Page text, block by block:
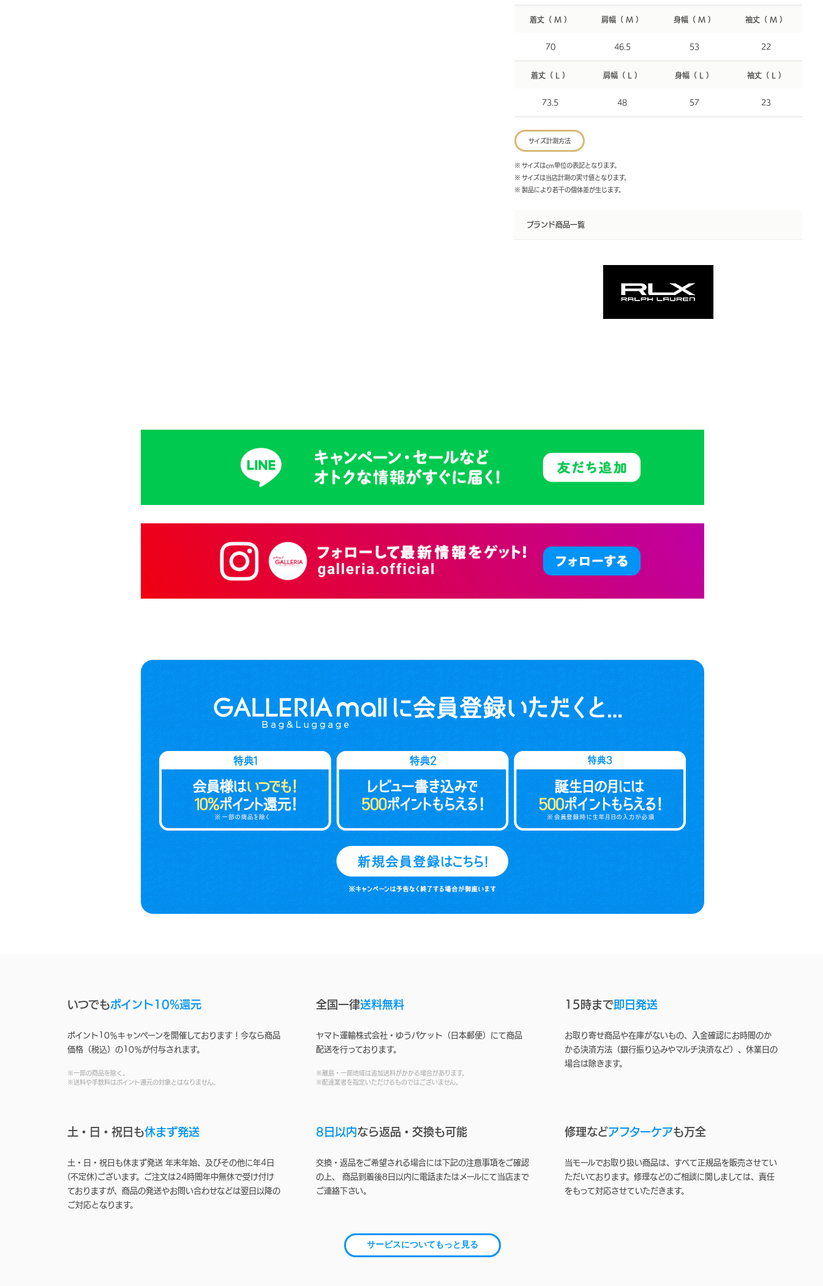
着丈（ M ）
70
肩幅（ M ）
46.5
身幅（ M ）
53
袖丈（ M ）
22
着丈（ L ）
73.5
肩幅（ L ）
48
身幅（ L ）
57
袖丈（ L ）
23
サイズ計測方法
※ サイズはcm単位の表記となります。
※ サイズは当店計測の実寸値となります。
※ 製品により若干の個体差が生じます。
ブランド商品一覧
いつでもポイント10%還元
ポイント10％キャンペーンを開催しております！今なら商品
価格（税込）の10％が付与されます。
※一部の商品を除く。
※送料や手数料はポイント還元の対象とはなりません。
全国一律送料無料
ヤマト運輸株式会社・ゆうパケット（日本郵便）にて商品
配送を行っております。
※離島・一部地域は追加送料がかかる場合があります。
※配達業者を指定いただけるものではございません。
15時まで即日発送
お取り寄せ商品や在庫がないもの、入金確認にお時間のか
かる決済方法（銀行振り込みやマルチ決済など）、休業日の
場合は除きます。
土・日・祝日も休まず発送
土・日・祝日も休まず発送 年末年始、及びその他に年4日
(不定休)ございます。ご注文は24時間年中無休で受け付け
ておりますが、商品の発送やお問い合わせなどは翌日以降の
ご対応となります。
8日以内なら返品・交換も可能
交換・返品をご希望される場合には下記の注意事項をご確認
の上、 商品到着後8日以内に電話またはメールにて当店まで
ご連絡下さい。
修理などアフターケアも万全
当モールでお取り扱い商品は、すべて正規品を販売させてい
ただいております。修理などのご相談に関しましては、責任
をもって対応させていただきます。
サービスについてもっと見る